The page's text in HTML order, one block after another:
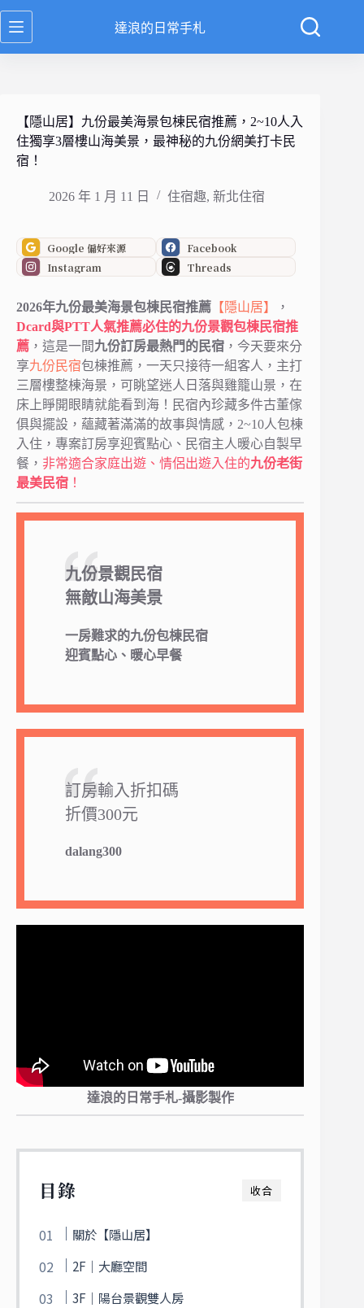
跳
至
達浪的日常手札
【隱山居】九份最美海景包棟民宿推薦，2~10人入
住獨享3層樓山海美景，最神秘的九份網美打卡民
宿！
2026 年 1 月 11 日 住宿趣, 新北住宿
Google 偏好來源
Facebook
Instagram
Threads
2026年九份最美海景包棟民宿推薦 【隱山居】
，
Dcard與PTT人氣推薦必住的九份景觀包棟民宿推
薦 ，這是一間九份訂房最熱門的民宿 ，今天要來分
享九份民宿包棟推薦，一天只接待一組客人，主打
三層樓整棟海景，可眺望迷人日落與雞籠山景，在
床上睜開眼睛就能看到海！民宿內珍藏多件古董傢
俱與擺設，蘊藏著滿滿的故事與情感，2~10人包棟
入住，專案訂房享迎賓點心、民宿主人暖心自製早
餐， 非常適合家庭出遊、情侶出遊入住的九份老街
最美民宿 ！
九份景觀民宿
無敵山海美景
一房難求的九份包棟民宿
迎賓點心、暖心早餐
訂房輸入折扣碼
折價300元
dalang300
達浪的日常手札-攝影製作
收合
目錄
關於【隱山居】
2F｜大廳空間
3F｜陽台景觀雙人房